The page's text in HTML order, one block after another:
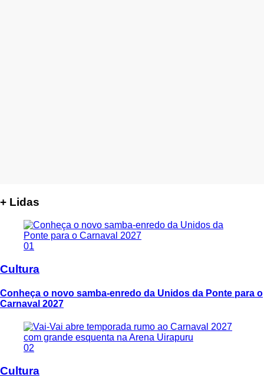
+ Lidas
01
Cultura
Conheça o novo samba-enredo da Unidos da Ponte para o
Carnaval 2027
02
Cultura